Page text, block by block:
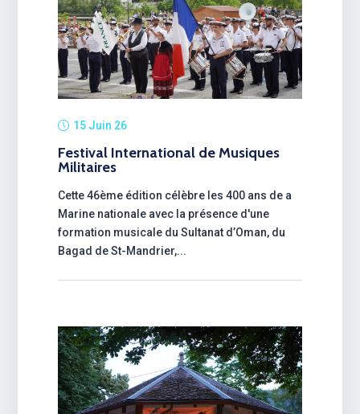
15 Juin 26
Festival International de Musiques
Militaires
Cette 46ème édition célèbre les 400 ans de a
Marine nationale avec la présence d'une
formation musicale du Sultanat d’Oman, du
Bagad de St-Mandrier,...